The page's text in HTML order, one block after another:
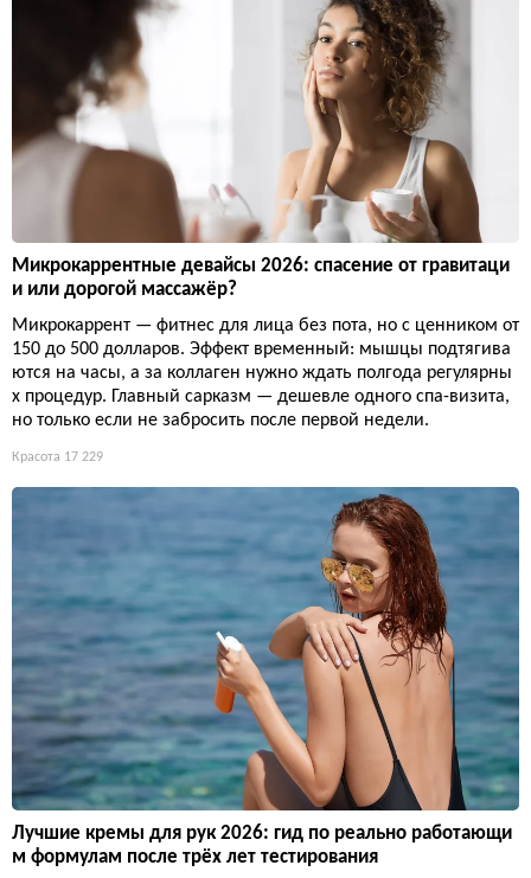
Микрокаррентные девайсы 2026: спасение от гравитаци
и или дорогой массажёр?
Микрокаррент — фитнес для лица без пота, но с ценником от
150 до 500 долларов. Эффект временный: мышцы подтягива
ются на часы, а за коллаген нужно ждать полгода регулярны
х процедур. Главный сарказм — дешевле одного спа-визита,
но только если не забросить после первой недели.
Красота 17 229
Лучшие кремы для рук 2026: гид по реально работающи
м формулам после трёх лет тестирования